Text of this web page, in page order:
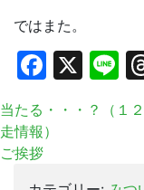
ではまた。
X
当たる・・・？（１
走情報）
ご挨拶